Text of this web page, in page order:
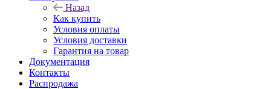
Назад
Как купить
Условия оплаты
Условия доставки
Гарантия на товар
Документация
Контакты
Распродажа